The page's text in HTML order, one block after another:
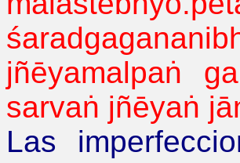
jñēyamalpaṅ
sarvaṅ jñēyaṅ
Las